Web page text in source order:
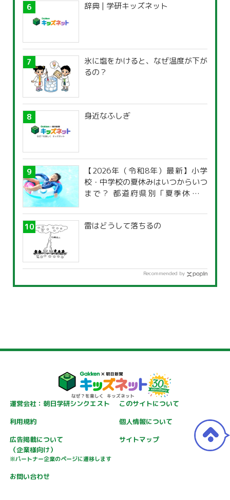
辞典 | 学研キッズネット
氷に塩をかけると、なぜ温度が下が
るの？
身近なふしぎ
【2026年（令和8年）最新】小学
校・中学校の夏休みはいつからいつ
まで？ 都道府県別「夏季休暇一
雷はどうして落ちるの
Recommended by
運営会社：朝日学研シンクエスト
このサイトについて
利用規約
個人情報について
広告掲載について
（企業様向け）
※パートナー企業のページに遷移します
サイトマップ
お問い合わせ